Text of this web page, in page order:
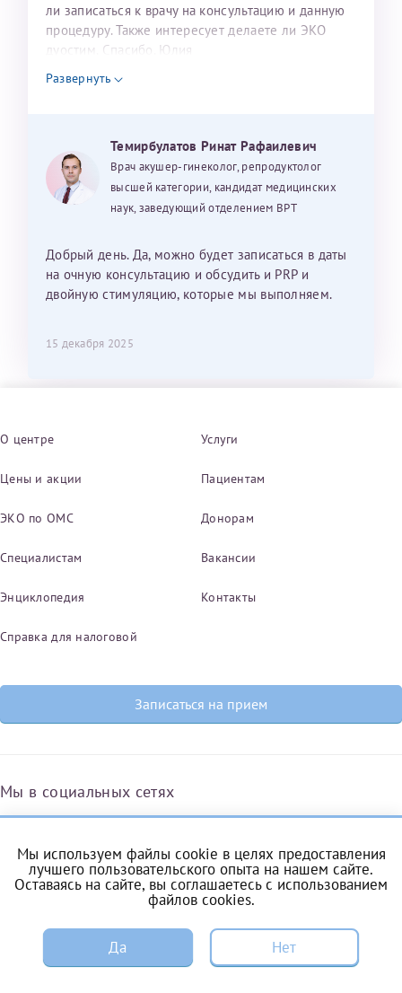
ли записаться к врачу на консультацию и данную
процедуру. Также интересует делаете ли ЭКО
дуостим. Спасибо. Юлия
Развернуть
Темирбулатов Ринат Рафаилевич
Врач акушер-гинеколог, репродуктолог
высшей категории, кандидат медицинских
наук, заведующий отделением ВРТ
Добрый день. Да, можно будет записаться в даты
на очную консультацию и обсудить и PRP и
двойную стимуляцию, которые мы выполняем.
15 декабря 2025
О центре Услуги
Цены и акции Пациентам
ЭКО по ОМС Донорам
Специалистам Вакансии
Энциклопедия Контакты
Справка для налоговой
Записаться на прием
Мы в социальных сетях
Вконтакте ОдноклассникиЯндекс.Дзен Telegram Max
Комендантский проспект, 53/1A
Мы используем файлы cookie в целях предоставления
лучшего пользовательского опыта на нашем сайте.
Оставаясь на сайте, вы соглашаетесь с использованием
файлов cookies.
Да Нет
ЗАПИСЬ